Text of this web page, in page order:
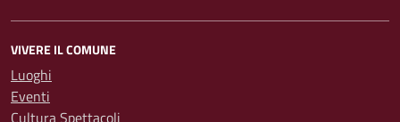
VIVERE IL COMUNE
Luoghi
Eventi
Cultura Spettacoli